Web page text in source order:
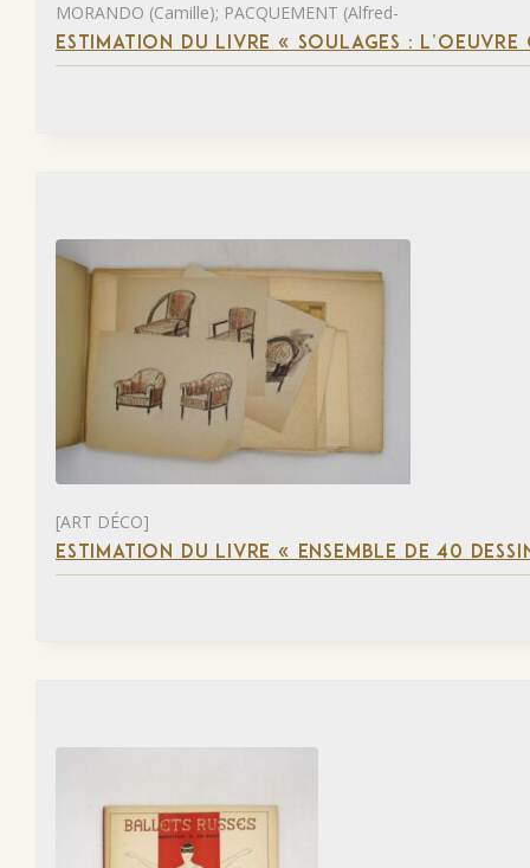
MORANDO (Camille); PACQUEMENT (Alfred-
ESTIMATION DU LIVRE « SOULAGES :
[ART DÉCO]
ESTIMATION DU LIVRE « ENSEMBLE DE 40